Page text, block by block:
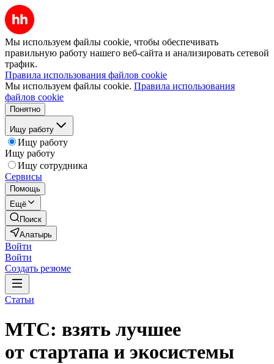
Мы используем файлы cookie, чтобы обеспечивать
правильную работу нашего веб-сайта и анализировать сетевой
трафик.
Правила использования файлов cookie
Мы используем файлы cookie. Правила использования
файлов cookie
Понятно
Ищу работу
Ищу работу
Ищу работу
Ищу сотрудника
Сервисы
Помощь
Ещё
Поиск
Алатырь
Войти
Войти
Создать резюме
Статьи
МТС: взять лучшее
от стартапа и экосистемы